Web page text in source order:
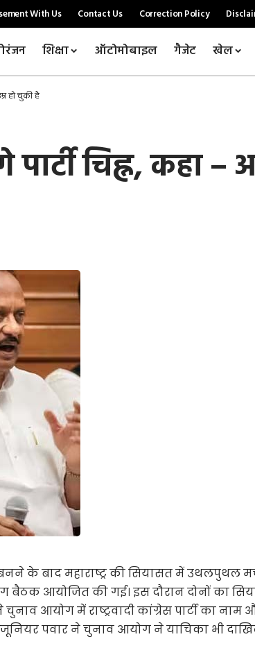
With Us Contact Us Correction Policy
शिक्षा ऑटोमोबाइल गैजेट खेल
हो चुकी है
चिह्न, कहा
के बाद महाराष्ट्र की सियासत में उथलपुथल
आयोजित की गई। इस दौरान दोनों का
आयोग में राष्ट्रवादी कांग्रेस पार्टी का
पवार ने चुनाव आयोग ने याचिका भी